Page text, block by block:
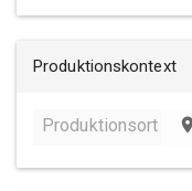
Produktionskontext
Produktionsort